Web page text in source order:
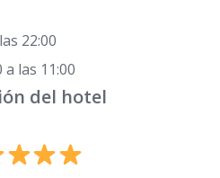
22:00
a las 11:00
del hotel